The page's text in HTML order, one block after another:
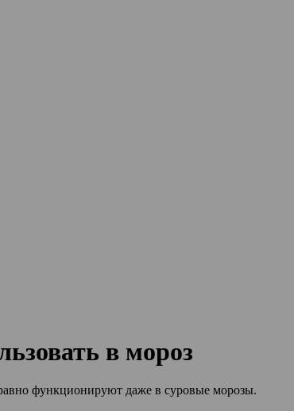
в мороз
функционируют даже в суровые морозы.